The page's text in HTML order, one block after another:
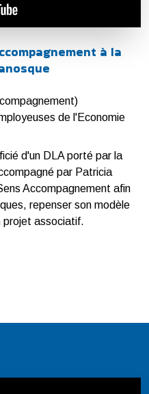
à la
de l'Economie
d'un DLA porté par la
par Patricia
Accompagnement afin
repenser son modèle
projet associatif.